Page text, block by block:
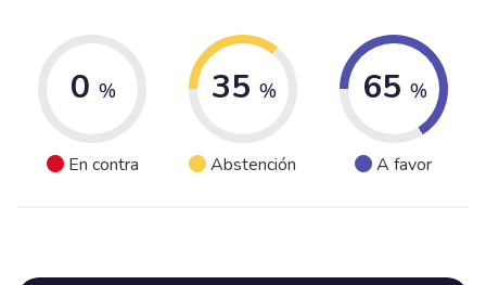
0 %
En contra
35 %
Abstención
65 %
A favor